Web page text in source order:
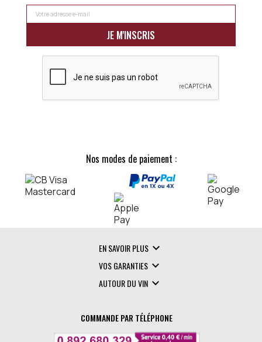
Nos modes de paiement :
EN SAVOIR PLUS 
VOS GARANTIES 
AUTOUR DU VIN 
COMMANDE PAR TÉLÉPHONE